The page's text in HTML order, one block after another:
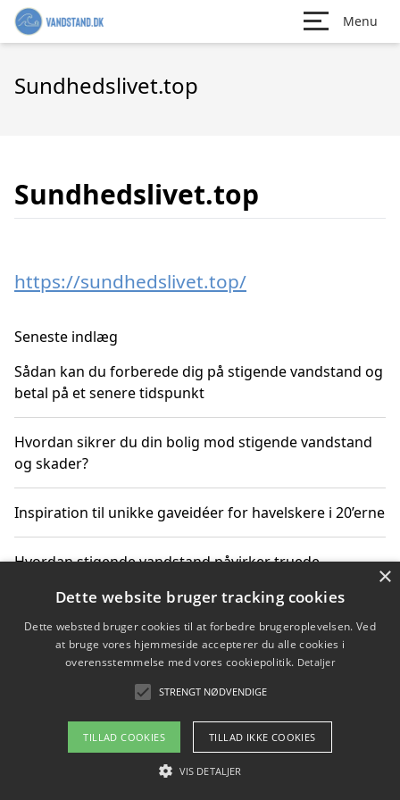
Menu
Sundhedslivet.top
Sundhedslivet.top
https://sundhedslivet.top/
Seneste indlæg
Sådan kan du forberede dig på stigende vandstand og
betal på et senere tidspunkt
Hvordan sikrer du din bolig mod stigende vandstand
og skader?
Inspiration til unikke gaveidéer for havelskere i 20’erne
Hvordan stigende vandstand påvirker truede
Sådan vælger du de bedste vandrerygsække til
vandreture i Danmark
Copyright 2026 - Pilanto Aps
Om / kontakt
×
Dette website bruger tracking cookies
Dette websted bruger cookies til at forbedre brugeroplevelsen. Ved
at bruge vores hjemmeside accepterer du alle cookies i
overensstemmelse med vores cookiepolitik. Detaljer
STRENGT NØDVENDIGE
TILLAD COOKIES TILLAD IKKE COOKIES
VIS DETALJER